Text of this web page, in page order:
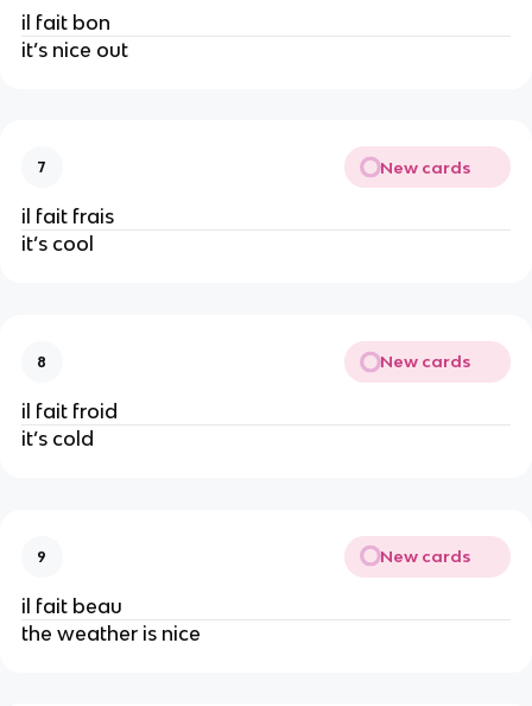
il fait bon
it’s nice out
7 New cards
il fait frais
it’s cool
8 New cards
il fait froid
it’s cold
9 New cards
il fait beau
the weather is nice